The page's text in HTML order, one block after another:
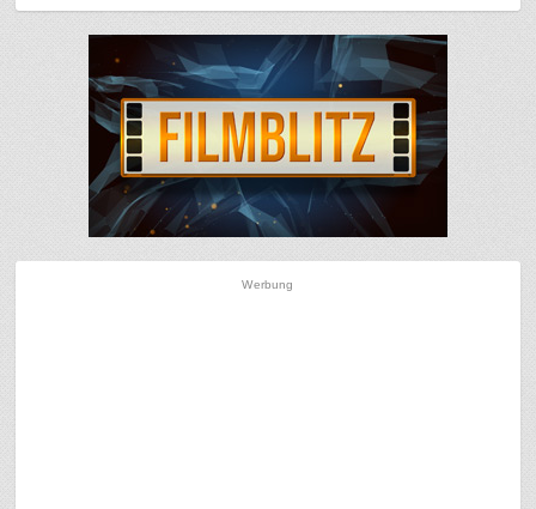
Werbung